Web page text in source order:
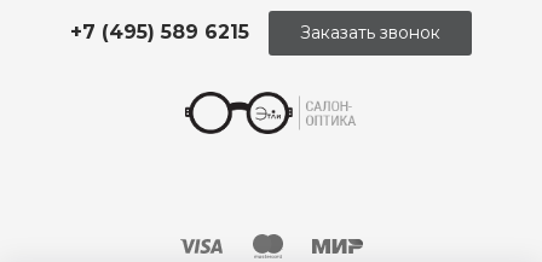
+7 (495) 589 6215 Заказать звонок